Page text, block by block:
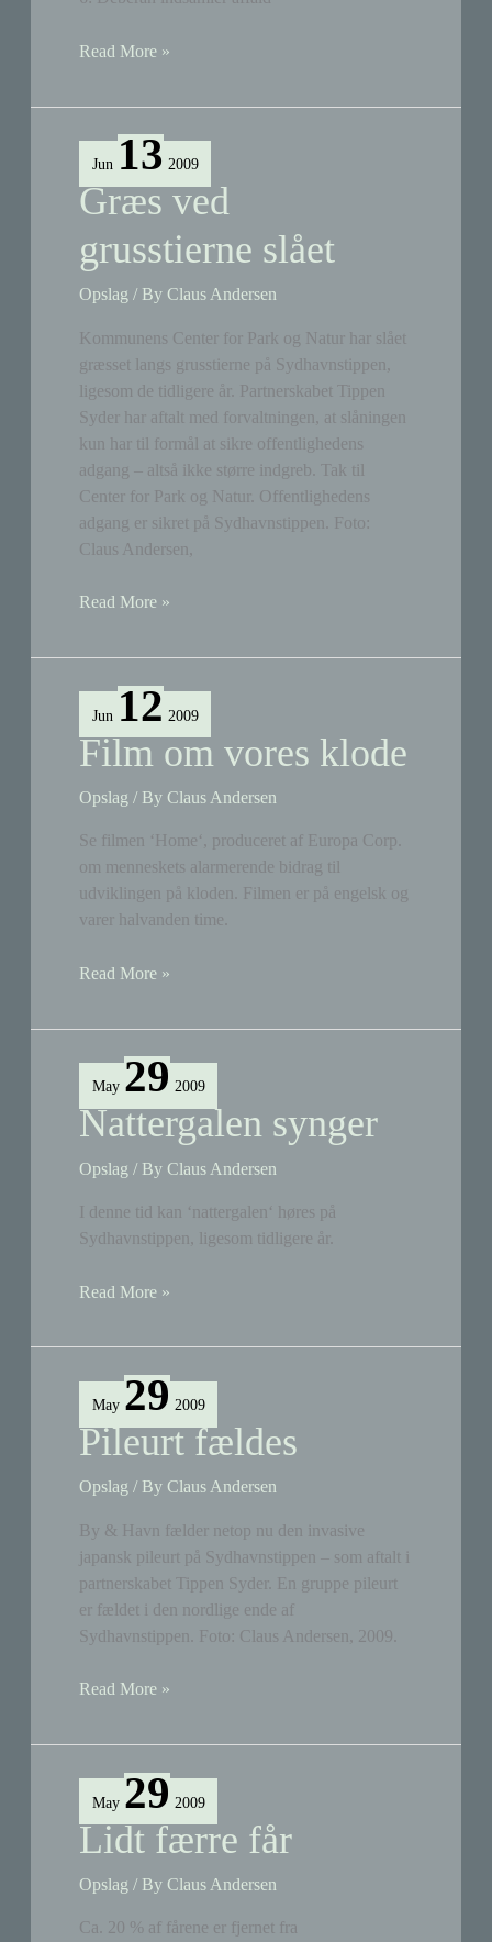
Arbejdsdag
6
Read More »
Jun 13 2009
Græs ved
grusstierne slået
Opslag / ByClaus Andersen
Kommunens Center for Park og Natur har slået
græsset langs grusstierne på Sydhavnstippen,
ligesom de tidligere år. Partnerskabet Tippen
Syder har aftalt med forvaltningen, at slåningen
kun har til formål at sikre offentlighedens
adgang – altså ikke større indgreb. Tak til
Center for Park og Natur. Offentlighedens
adgang er sikret på Sydhavnstippen. Foto:
Claus Andersen,
Græs
grusstierne
Read More »
Jun 12 2009
Film om vores klode
Opslag / ByClaus Andersen
Se filmen ‘Home‘, produceret af Europa Corp.
om menneskets alarmerende bidrag til
udviklingen på kloden. Filmen er på engelsk og
varer halvanden time.
Film
vores
Read More »
May 29 2009
Nattergalen synger
Opslag / ByClaus Andersen
I denne tid kan ‘nattergalen‘ høres på
Sydhavnstippen, ligesom tidligere år.
Nattergalen
Read More »
May 29 2009
Pileurt fældes
Opslag / ByClaus Andersen
By & Havn fælder netop nu den invasive
japansk pileurt på Sydhavnstippen – som aftalt i
partnerskabet Tippen Syder. En gruppe pileurt
er fældet i den nordlige ende af
Sydhavnstippen. Foto: Claus Andersen, 2009.
Pileurt
Read More »
May 29 2009
Lidt færre får
Opslag / ByClaus Andersen
Ca. 20 % af fårene er fjernet fra